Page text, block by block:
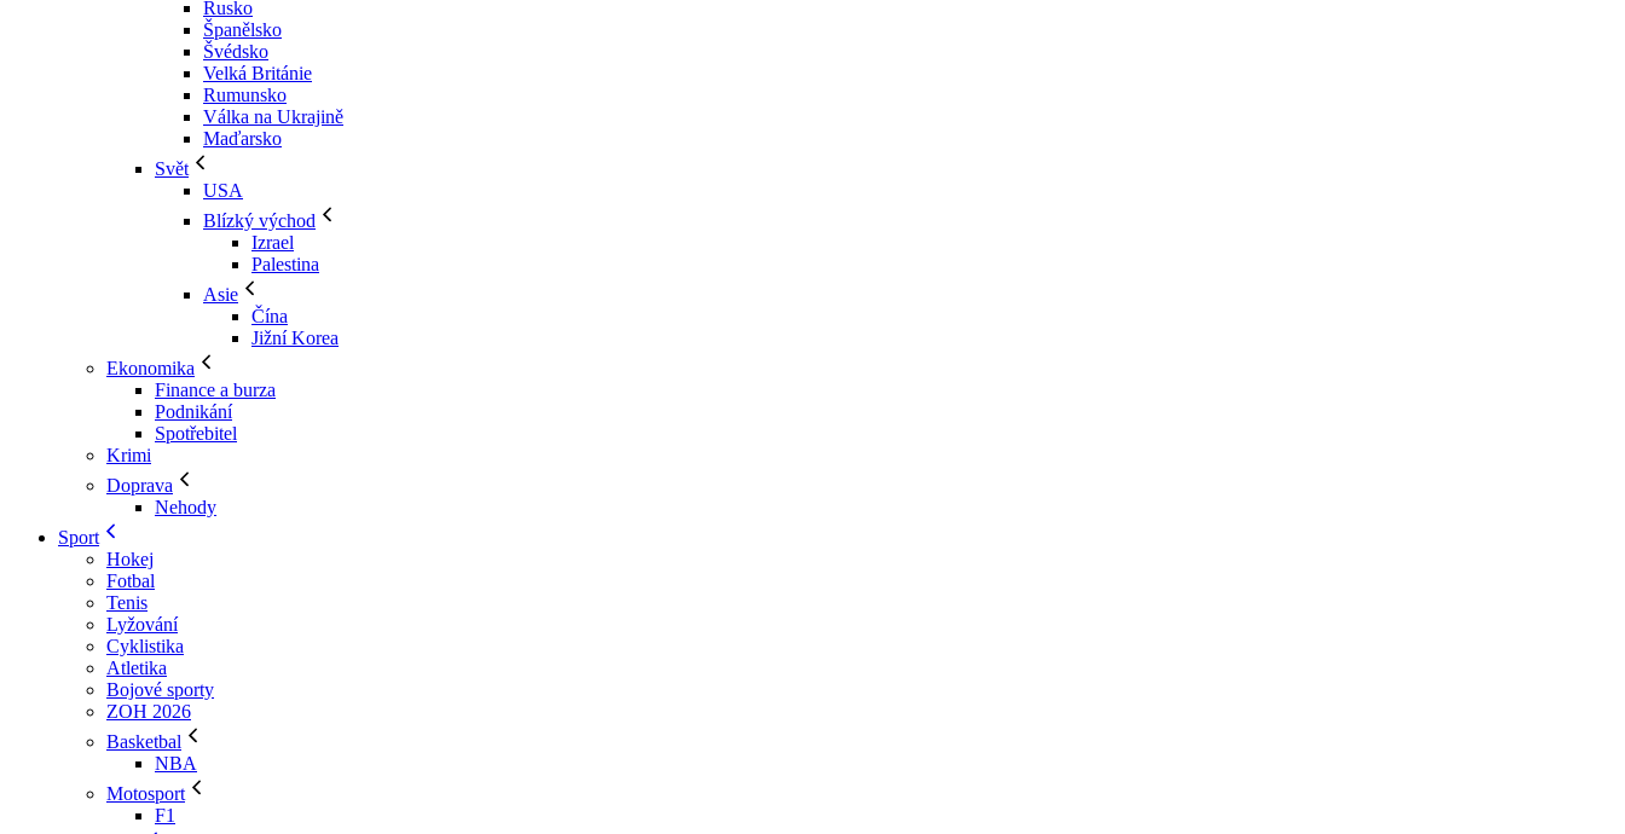
Rusko
Španělsko
Švédsko
Velká Británie
Rumunsko
Válka na Ukrajině
Maďarsko
Svět
USA
Blízký východ
Izrael
Palestina
Asie
Čína
Jižní Korea
Ekonomika
Finance a burza
Podnikání
Spotřebitel
Krimi
Doprava
Nehody
Sport
Hokej
Fotbal
Tenis
Lyžování
Cyklistika
Atletika
Bojové sporty
ZOH 2026
Basketbal
NBA
Motosport
F1